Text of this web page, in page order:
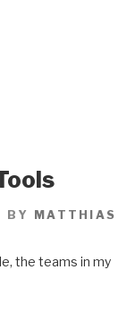
BY
MATTHIAS
the teams in my